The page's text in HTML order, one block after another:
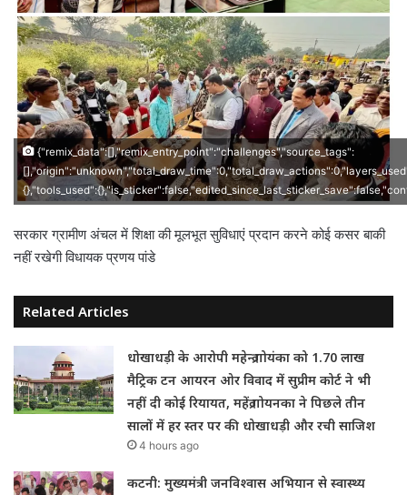
{"remix_data":[],"remix_entry_point":"challenges","source_tags":
सरकार ग्रामीण अंचल में शिक्षा की मूलभूत सुविधाएं प्रदान करने कोई कसर बाकी
नहीं रखेगी विधायक प्रणय पांडे
Related Articles
धोखाधड़ी के आरोपी महेन्द्र गोयंका को 1.70 लाख
मैट्रिक टन आयरन ओर विवाद में सुप्रीम कोर्ट ने भी
नहीं दी कोई रियायत, महेंद्र गोयनका ने पिछले तीन
सालों में हर स्तर पर की धोखाधड़ी और रची साजिश
4 hours ago
कटनी: मुख्यमंत्री जनविश्वास अभियान से स्वास्थ्य